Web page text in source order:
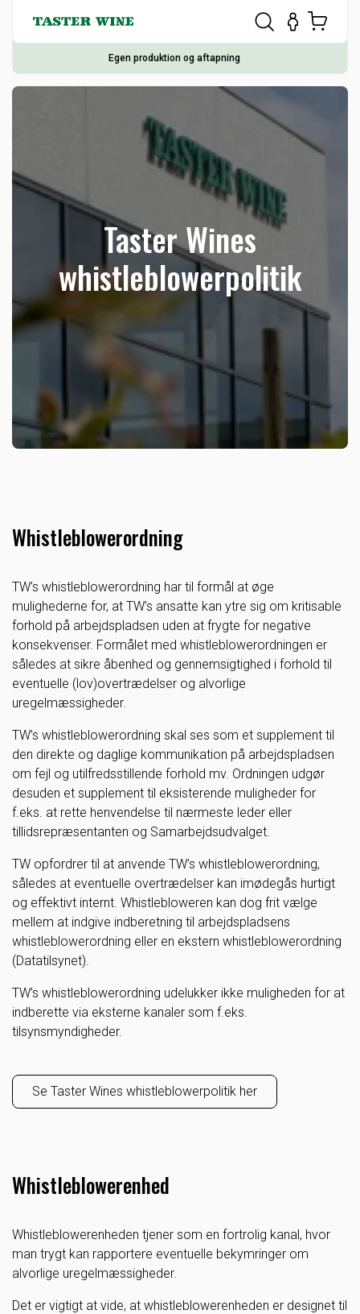
Egen produktion og aftapning
Taster Wines
whistleblowerpolitik
Whistleblowerordning
TW’s whistleblowerordning har til formål at øge
mulighederne for, at TW’s ansatte kan ytre sig om kritisable
forhold på arbejdspladsen uden at frygte for negative
konsekvenser. Formålet med whistleblowerordningen er
således at sikre åbenhed og gennemsigtighed i forhold til
eventuelle (lov)overtrædelser og alvorlige
uregelmæssigheder.
TW’s whistleblowerordning skal ses som et supplement til
den direkte og daglige kommunikation på arbejdspladsen
om fejl og utilfredsstillende forhold mv. Ordningen udgør
desuden et supplement til eksisterende muligheder for
f.eks. at rette henvendelse til nærmeste leder eller
tillidsrepræsentanten og Samarbejdsudvalget.
TW opfordrer til at anvende TW’s whistleblowerordning,
således at eventuelle overtrædelser kan imødegås hurtigt
og effektivt internt. Whistlebloweren kan dog frit vælge
mellem at indgive indberetning til arbejdspladsens
whistleblowerordning eller en ekstern whistleblowerordning
(Datatilsynet).
TW’s whistleblowerordning udelukker ikke muligheden for at
indberette via eksterne kanaler som f.eks.
tilsynsmyndigheder.
Se Taster Wines whistleblowerpolitik her
Whistleblowerenhed
Whistleblowerenheden tjener som en fortrolig kanal, hvor
man trygt kan rapportere eventuelle bekymringer om
alvorlige uregelmæssigheder.
Det er vigtigt at vide, at whistleblowerenheden er designet til